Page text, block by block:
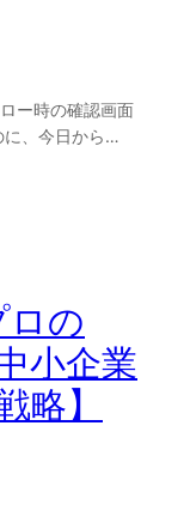
ー時の確認画面
に、今日から…
ロの
小企業
略】